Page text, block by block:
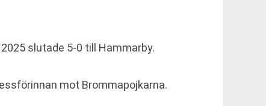
slutade 5-0 till Hammarby.
mot Brommapojkarna.